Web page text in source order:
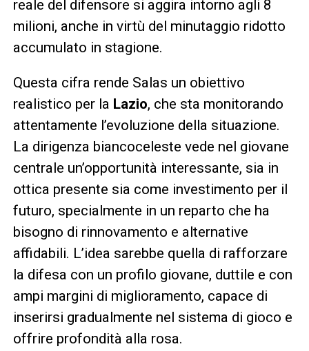
reale del difensore si aggira intorno agli 8
milioni, anche in virtù del minutaggio ridotto
accumulato in stagione.
Questa cifra rende Salas un obiettivo
realistico per la Lazio, che sta monitorando
attentamente l’evoluzione della situazione.
La dirigenza biancoceleste vede nel giovane
centrale un’opportunità interessante, sia in
ottica presente sia come investimento per il
futuro, specialmente in un reparto che ha
bisogno di rinnovamento e alternative
affidabili. L’idea sarebbe quella di rafforzare
la difesa con un profilo giovane, duttile e con
ampi margini di miglioramento, capace di
inserirsi gradualmente nel sistema di gioco e
offrire profondità alla rosa.